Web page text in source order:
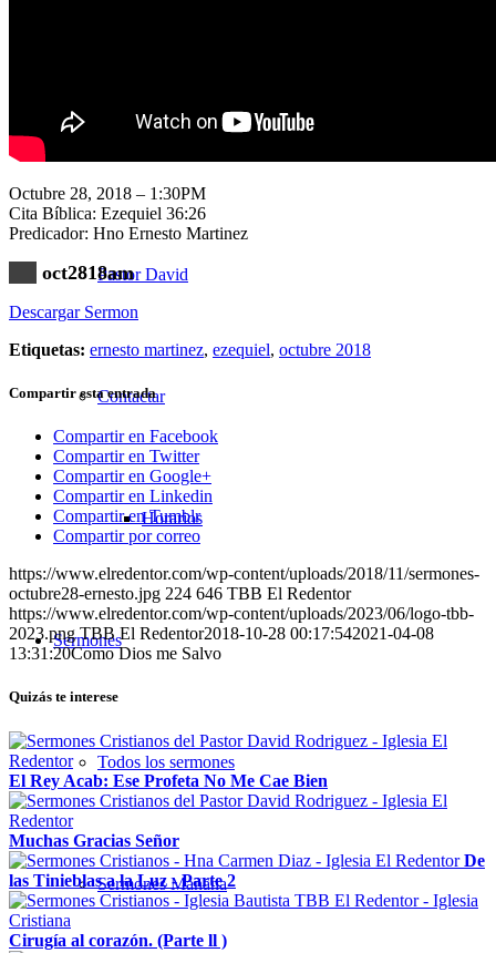
Pastor David
Contactar
Horarios
Sermones
Todos los sermones
Sermones Mañana
Octubre 28, 2018 – 1:30PM
Cita Bíblica: Ezequiel 36:26
Predicador: Hno Ernesto Martinez
oct2818am
Descargar Sermon
Etiquetas: ernesto martinez, ezequiel, octubre 2018
Compartir esta entrada
Compartir en Facebook
Compartir en Twitter
Compartir en Google+
Compartir en Linkedin
Compartir en Tumblr
Compartir por correo
https://www.elredentor.com/wp-content/uploads/2018/11/sermones-
octubre28-ernesto.jpg 224 646 TBB El Redentor
https://www.elredentor.com/wp-content/uploads/2023/06/logo-tbb-
2023.png TBB El Redentor2018-10-28 00:17:542021-04-08
13:31:20Como Dios me Salvo
Quizás te interese
El Rey Acab: Ese Profeta No Me Cae Bien
Muchas Gracias Señor
De
las Tinieblas a la Luz - Parte 2
Cirugía al corazón. (Parte ll )